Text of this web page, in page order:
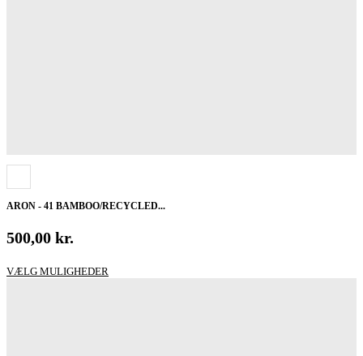
ARON - 41 BAMBOO/RECYCLED...
500,00 kr.
VÆLG MULIGHEDER